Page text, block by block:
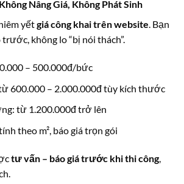
Nâng Giá, Không Phát Sinh
yếtgiá công khai trên website. Bạn
không lo “bị nói thách”.
– 500.000đ/bức
600.000 – 2.000.000đ tùy kích thước
từ 1.200.000đ trở lên
theo m², báo giá trọn gói
tư vấn – báo giá trước khi thi công